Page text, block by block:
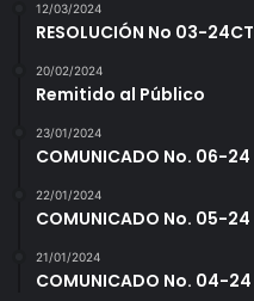
12/03/2024
RESOLUCIÓN No 03-24CT
20/02/2024
Remitido al Público
23/01/2024
COMUNICADO No. 06-24
22/01/2024
COMUNICADO No. 05-24
21/01/2024
COMUNICADO No. 04-24